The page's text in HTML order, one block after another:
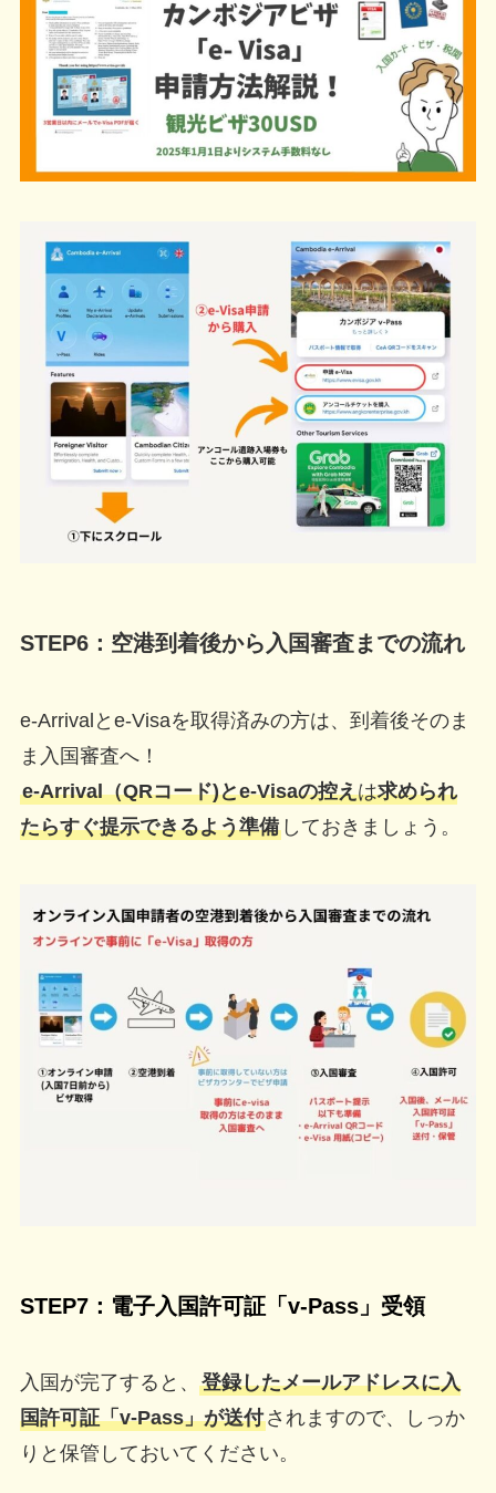
STEP6：空港到着後から入国審査までの流れ
e-Arrivalとe-Visaを取得済みの方は、到着後そのま
ま入国審査へ！
e-Arrival（QRコード)とe-Visaの控えは求められ
たらすぐ提示できるよう準備しておきましょう。
STEP7：電子入国許可証「v-Pass」受領
入国が完了すると、 登録したメールアドレスに入
国許可証「v-Pass」が送付されますので、しっか
りと保管しておいてください。